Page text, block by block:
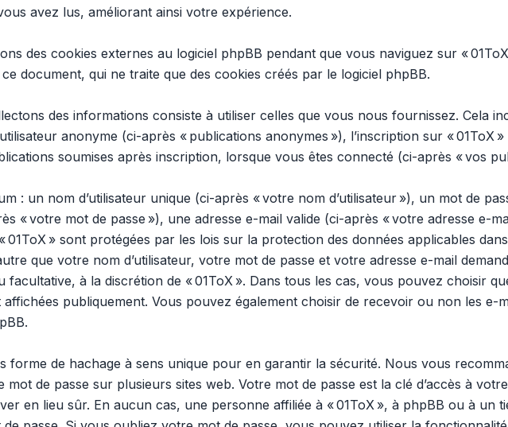
avez lus, améliorant ainsi votre expérience.
des cookies externes au logiciel phpBB pendant que vous naviguez sur «
document, qui ne traite que des cookies créés par le logiciel phpBB.
des informations consiste à utiliser celles que vous nous fournissez. Cela
anonyme (ci-après « publications anonymes »), l’inscription sur « 01ToX
soumises après inscription, lorsque vous êtes connecté (ci-après « vos
: un nom d’utilisateur unique (ci-après « votre nom d’utilisateur »), un mot de
« votre mot de passe »), une adresse e-mail valide (ci-après « votre adresse e-
» sont protégées par les lois sur la protection des données applicables
que votre nom d’utilisateur, votre mot de passe et votre adresse e-mail
facultative, à la discrétion de « 01ToX ». Dans tous les cas, vous pouvez choisir
publiquement. Vous pouvez également choisir de recevoir ou non les e-
forme de hachage à sens unique pour en garantir la sécurité. Nous vous
mot de passe sur plusieurs sites web. Votre mot de passe est la clé d’accès à
en lieu sûr. En aucun cas, une personne affiliée à « 01ToX », à phpBB ou à un